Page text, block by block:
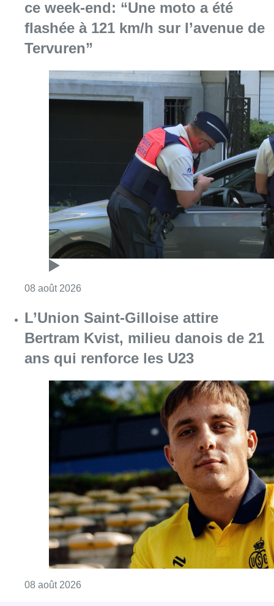
ce week-end: “Une moto a été
flashée à 121 km/h sur l’avenue de
Tervuren”
08 août 2026
L’Union Saint-Gilloise attire
Bertram Kvist, milieu danois de 21
ans qui renforce les U23
08 août 2026